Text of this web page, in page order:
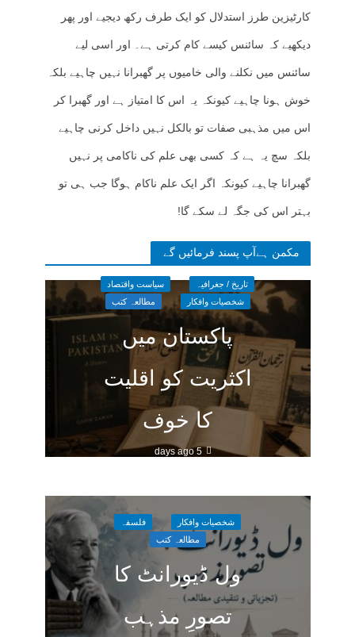
کارٹیزین طرز استدلال کو ایک طرف رکھ دیجیے اور پھر
دیکھیے کہ سائنس کیسے کام کرتی ہے۔ اور اسی لیے
سائنس میں نکلنے والی خامیوں پر گھبرانا نہیں چاہیے بلکہ
خوش ہونا چاہیے کیونکہ یہ اس کا امتیاز ہے اور گھبرا کر
اس میں مذہبی صفات تو بالکل نہیں داخل کرنی چاہیے
بلکہ سچ یہ ہے کہ کسی بھی علم کی ناکامی پر نہیں
گھبرانا چاہیے کیونکہ اگر ایک علم ناکام ہوگا جب ہی تو
بہتر اس کی جگہ لے سکے گا!
مکمن ہےآپ پسند فرمائیں گے
تاریخ / جغرافیہ
سیاست واقتصاد
شخصیات وافکار
مطالعہ کتب
پاکستان میں
اکثریت کو اقلیت
کا خوف
5 days ago
شخصیات وافکار
فلسفہ
مطالعہ کتب
ول ڈیورانٹ کا
تصورِ مذہب